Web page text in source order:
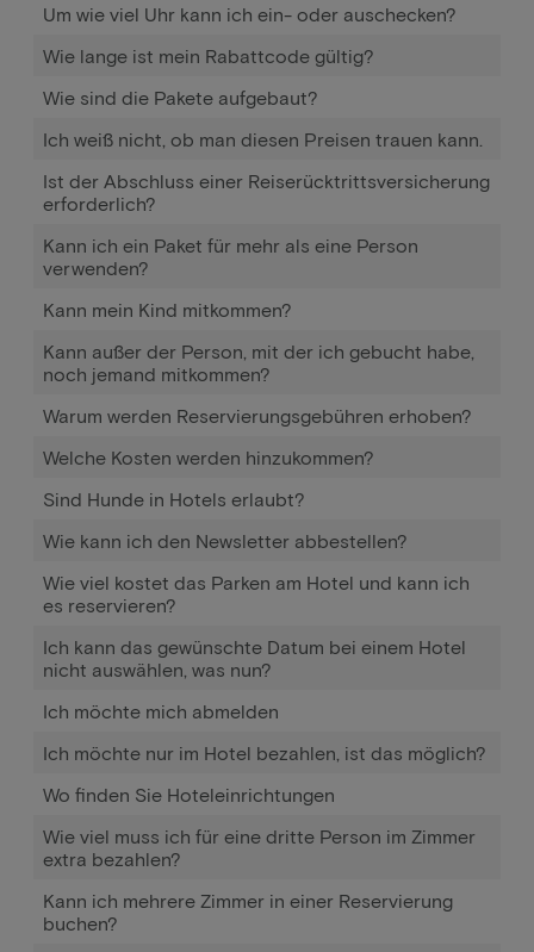
Um wie viel Uhr kann ich ein- oder auschecken?
Wie lange ist mein Rabattcode gültig?
Wie sind die Pakete aufgebaut?
Ich weiß nicht, ob man diesen Preisen trauen kann.
Ist der Abschluss einer Reiserücktrittsversicherung
erforderlich?
Kann ich ein Paket für mehr als eine Person
verwenden?
Kann mein Kind mitkommen?
Kann außer der Person, mit der ich gebucht habe,
noch jemand mitkommen?
Warum werden Reservierungsgebühren erhoben?
Welche Kosten werden hinzukommen?
Sind Hunde in Hotels erlaubt?
Wie kann ich den Newsletter abbestellen?
Wie viel kostet das Parken am Hotel und kann ich
es reservieren?
Ich kann das gewünschte Datum bei einem Hotel
nicht auswählen, was nun?
Ich möchte mich abmelden
Ich möchte nur im Hotel bezahlen, ist das möglich?
Wo finden Sie Hoteleinrichtungen
Wie viel muss ich für eine dritte Person im Zimmer
extra bezahlen?
Kann ich mehrere Zimmer in einer Reservierung
buchen?